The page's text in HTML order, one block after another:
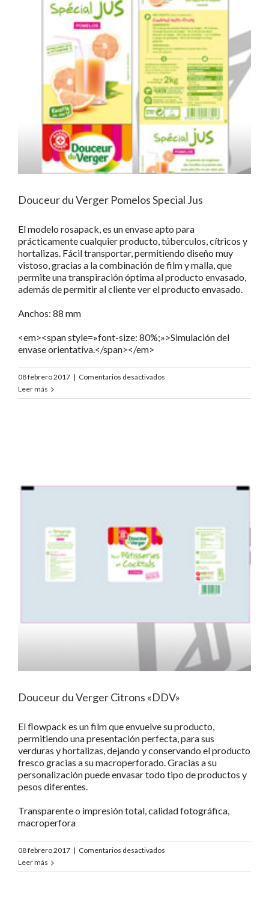
Douceur du Verger Pomelos Special Jus
El modelo rosapack, es un envase apto para
prácticamente cualquier producto, túberculos, cítricos y
hortalizas. Fácil transportar, permitiendo diseño muy
vistoso, gracias a la combinación de film y malla, que
permite una transpiración óptima al producto envasado,
además de permitir al cliente ver el producto envasado.
Anchos: 88 mm
<em><span style=»font-size: 80%;»>Simulación del
envase orientativa.</span></em>
08 febrero 2017 | Comentarios desactivados
du
Leer más
Douceur du Verger Citrons «DDV»
El flowpack es un film que envuelve su producto,
permitiendo una presentación perfecta, para sus
verduras y hortalizas, dejando y conservando el producto
fresco gracias a su macroperforado. Gracias a su
personalización puede envasar todo tipo de productos y
pesos diferentes.
Transparente o impresión total, calidad fotográfica,
macroperfora
08 febrero 2017 | Comentarios desactivados
du
Leer más